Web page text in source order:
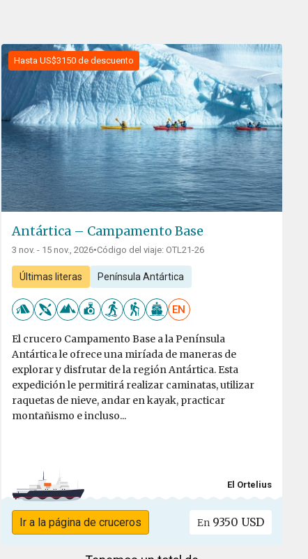
Hasta US$3150 de descuento
Antártica – Campamento Base
3 nov. - 15 nov., 2026•Código del viaje: OTL21-26
Últimas literas Península Antártica
EN
El crucero Campamento Base a la Península
Antártica le ofrece una miríada de maneras de
explorar y disfrutar de la región Antártica. Esta
expedición le permitirá realizar caminatas, utilizar
raquetas de nieve, andar en kayak, practicar
montañismo e incluso...
El Ortelius
Ir a la página de cruceros En 9350 USD